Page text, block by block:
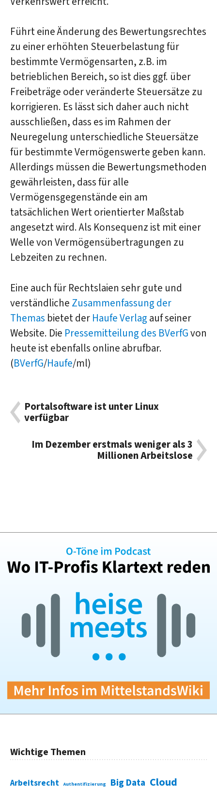
Führt eine Änderung des Bewertungsrechtes
zu einer erhöhten Steuerbelastung für
bestimmte Vermögensarten, z.B. im
betrieblichen Bereich, so ist dies ggf. über
Freibeträge oder veränderte Steuersätze zu
korrigieren. Es lässt sich daher auch nicht
ausschließen, dass es im Rahmen der
Neuregelung unterschiedliche Steuersätze
für bestimmte Vermögenswerte geben kann.
Allerdings müssen die Bewertungsmethoden
gewährleisten, dass für alle
Vermögensgegenstände ein am
tatsächlichen Wert orientierter Maßstab
angesetzt wird. Als Konsequenz ist mit einer
Welle von Vermögensübertragungen zu
Lebzeiten zu rechnen.
Eine auch für Rechtslaien sehr gute und
verständliche Zusammenfassung der
Themas bietet der Haufe Verlag auf seiner
Website. Die Pressemitteilung des BVerfGvon
heute ist ebenfalls online abrufbar.
(BVerfG/Haufe/ml)
Portalsoftware ist unter Linux
verfügbar
Im Dezember erstmals weniger als 3
Millionen Arbeitslose
Wichtige Themen
Arbeitsrecht Authentifizierung Big Data Cloud